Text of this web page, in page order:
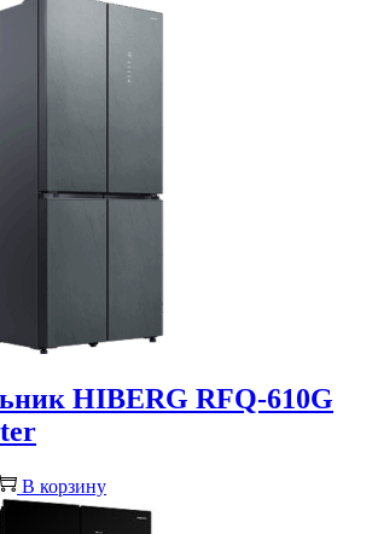
HIBERG RFQ-610G
В корзину